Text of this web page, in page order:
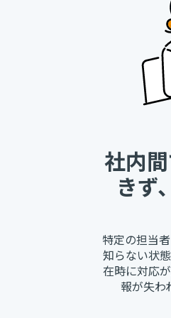
社内
きず
特定の担当
知らない状
在時に対応
報が失わ